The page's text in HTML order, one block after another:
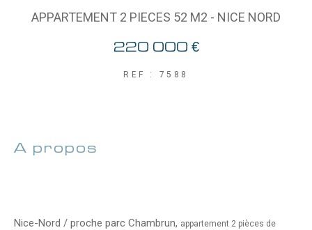
APPARTEMENT 2 PIECES 52 M2 - NICE NORD
220 000 €
REF : 7588
a propos
Nice-Nord / proche parc Chambrun, appartement 2 pièces de
FILTRER PAR